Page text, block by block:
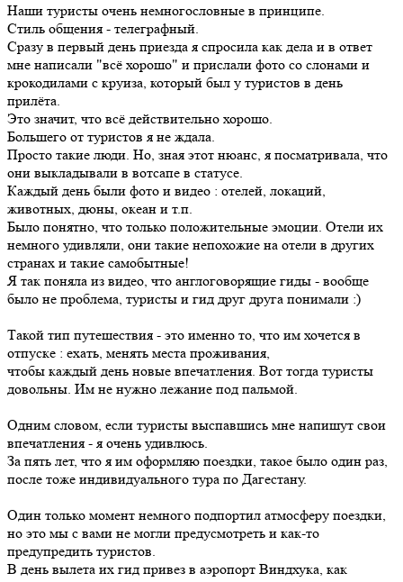
Наши туристы очень немногословные в принципе.
Стиль общения - телеграфный.
Сразу в первый день приезда я спросила как дела и в ответ
мне написали "всё хорошо" и прислали фото со слонами и
крокодилами с круиза, который был у туристов в день
прилёта.
Это значит, что всё действительно хорошо.
Большего от туристов я не ждала.
Просто такие люди. Но, зная этот нюанс, я посматривала, что
они выкладывали в вотсапе в статусе.
Каждый день были фото и видео : отелей, локаций,
животных, дюны, океан и т.п.
Было понятно, что только положительные эмоции. Отели их
немного удивляли, они такие непохожие на отели в других
странах и такие самобытные!
Я так поняла из видео, что англоговорящие гиды - вообще
было не проблема, туристы и гид друг друга понимали :)
Такой тип путешествия - это именно то, что им хочется в
отпуске : ехать, менять места проживания,
чтобы каждый день новые впечатления. Вот тогда туристы
довольны. Им не нужно лежание под пальмой.
Одним словом, если туристы выспавшись мне напишут свои
впечатления - я очень удивлюсь.
За пять лет, что я им оформляю поездки, такое было один раз,
после тоже индивидуального тура по Дагестану.
Один только момент немного подпортил атмосферу поездки,
но это мы с вами не могли предусмотреть и как-то
предупредить туристов.
В день вылета их гид привез в аэропорт Виндхука, как